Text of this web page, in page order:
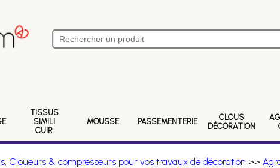
TISSUS
SIMILI
CUIR
MOUSSE PASSEMENTERIE
CLOUS
DÉCORATION
Cloueurs & compresseurs pour vos travaux de décoration >>